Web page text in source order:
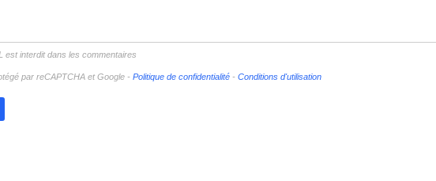
est interdit dans les commentaires
par reCAPTCHA et Google - Politique de confidentialité - Conditions d'utilisation